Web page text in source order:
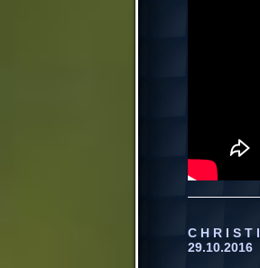
C H R I S
29.10.2016